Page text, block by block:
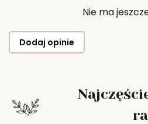
Nie ma
Dodaj opinie